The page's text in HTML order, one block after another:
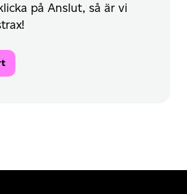
på Anslut, så är vi